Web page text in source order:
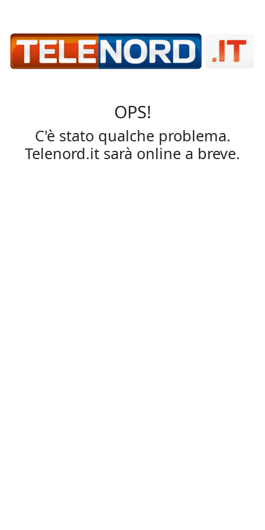
OPS!
C'è stato qualche problema.
Telenord.it sarà online a breve.